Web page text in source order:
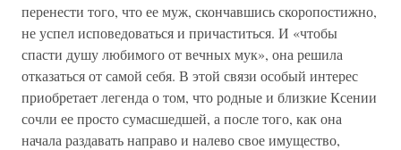
перенести того, что ее муж, скончавшись скоропостижно,
не успел исповедоваться и причаститься. И «чтобы
спасти душу любимого от вечных мук», она решила
отказаться от самой себя. В этой связи особый интерес
приобретает легенда о том, что родные и близкие Ксении
сочли ее просто сумасшедшей, а после того, как она
начала раздавать направо и налево свое имущество,